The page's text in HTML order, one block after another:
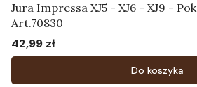
Jura Impressa XJ5 - XJ6 - XJ9 -
Art.70830
Cena
42,99 zł
Do koszyka